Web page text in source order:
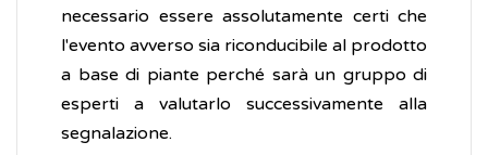
necessario essere assolutamente certi che
l'evento avverso sia riconducibile al prodotto
a base di piante perché sarà un gruppo di
esperti a valutarlo successivamente alla
segnalazione.